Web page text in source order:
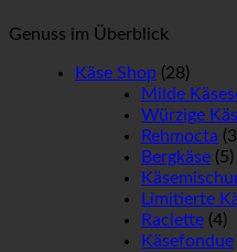
Genuss im Überblick
Käse Shop (28)
Milde
Würzige
Rehmocta
Bergkäse (5)
Limitierte
Raclette (4)
Käsefondue